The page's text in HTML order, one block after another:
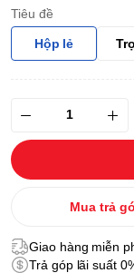
Tiêu đề
Hộp lẻ
Mua trả
Giao hàng miễn
Trả góp lãi suất